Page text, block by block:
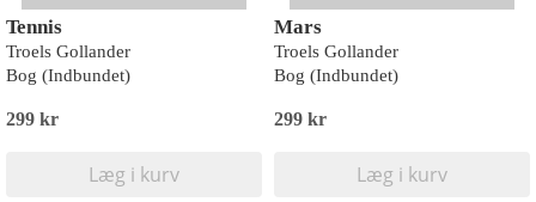
Tennis
Troels Gollander
Bog (Indbundet)
299 kr
Læg i kurv
Mars
Troels Gollander
Bog (Indbundet)
299 kr
Læg i kurv